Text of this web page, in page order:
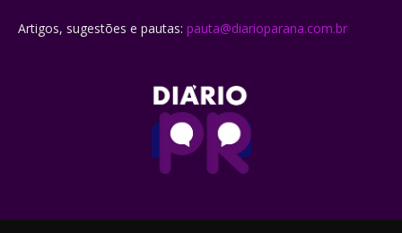
Artigos, sugestões e pautas: pauta@diarioparana.com.br